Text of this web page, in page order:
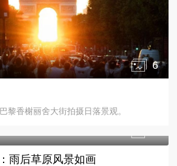
6
黎香榭丽舍大街拍摄日落景观。
雨后草原风景如画